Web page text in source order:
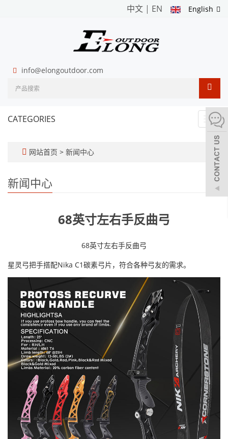
English
中文 | EN
info@elongoutdoor.com
CATEGORIES
网站首页 > 新闻中心
新闻中心
68英寸左右手反曲弓
68英寸左右手反曲弓
星灵弓把手搭配Nika C1碳素弓片，符合各种弓友的需求。